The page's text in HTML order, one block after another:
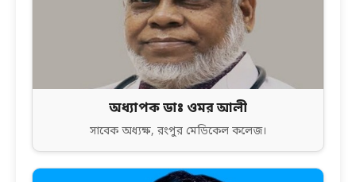
অধ্যাপক ডাঃ ওমর আলী
সাবেক অধ্যক্ষ, রংপুর মেডিকেল কলেজ।